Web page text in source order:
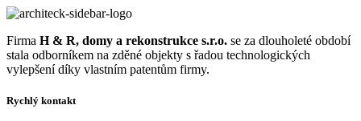
Firma H & R, domy a rekonstrukce s.r.o. se za dlouholeté období
stala odborníkem na zděné objekty s řadou technologických
vylepšení díky vlastním patentům firmy.
Rychlý kontakt